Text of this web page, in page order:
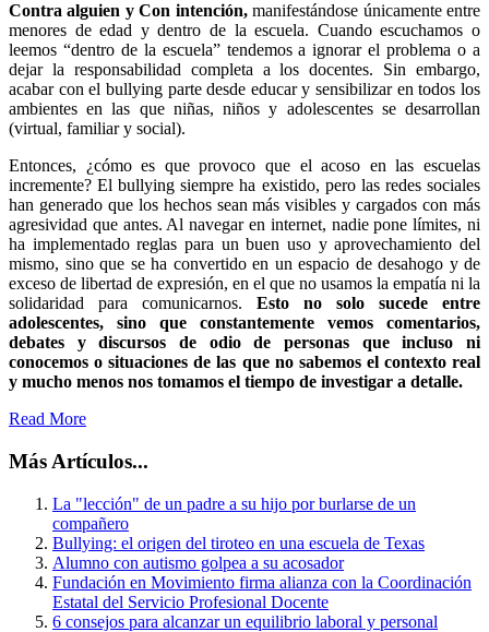
Contra alguien y Con intención,manifestándose únicamente entre
menores de edad y dentro de la escuela. Cuando escuchamos o
leemos “dentro de la escuela” tendemos a ignorar el problema o a
dejar la responsabilidad completa a los docentes. Sin embargo,
acabar con el bullying parte desde educar y sensibilizar en todos los
ambientes en las que niñas, niños y adolescentes se desarrollan
(virtual, familiar y social).
Entonces, ¿cómo es que provoco que el acoso en las escuelas
incremente? El bullying siempre ha existido, pero las redes sociales
han generado que los hechos sean más visibles y cargados con más
agresividad que antes. Al navegar en internet, nadie pone límites, ni
ha implementado reglas para un buen uso y aprovechamiento del
mismo, sino que se ha convertido en un espacio de desahogo y de
exceso de libertad de expresión, en el que no usamos la empatía ni la
solidaridad para comunicarnos. Esto no solo sucede entre
adolescentes, sino que constantemente vemos comentarios,
debates y discursos de odio de personas que incluso ni
conocemos o situaciones de las que no sabemos el contexto real
y mucho menos nos tomamos el tiempo de investigar a detalle.
Read More
Más Artículos...
La "lección" de un padre a su hijo por burlarse de un
compañero
Bullying: el origen del tiroteo en una escuela de Texas
Alumno con autismo golpea a su acosador
Fundación en Movimiento firma alianza con la Coordinación
Estatal del Servicio Profesional Docente
6 consejos para alcanzar un equilibrio laboral y personal